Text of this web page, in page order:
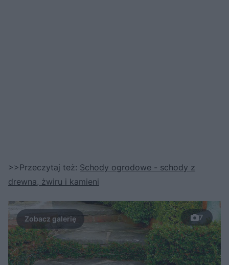
>>Przeczytaj też: Schody ogrodowe - schody z
drewna, żwiru i kamieni
7